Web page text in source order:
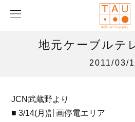
地元ケーブルテ
2011/03/
JCN武蔵野より
■ 3/14(月)計画停電エリア